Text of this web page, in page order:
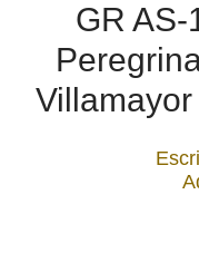
GR